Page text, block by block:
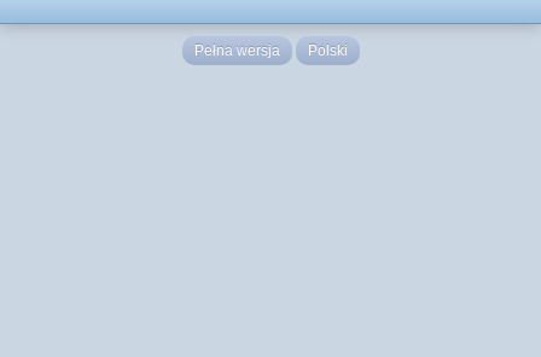
Pełna wersja Polski